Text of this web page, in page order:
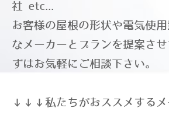
社 etc...
お客様の屋根の形状や電気使
なメーカーとプランを提案さ
ずはお気軽にご相談下さい。
↓↓↓私たちがおススメするメ